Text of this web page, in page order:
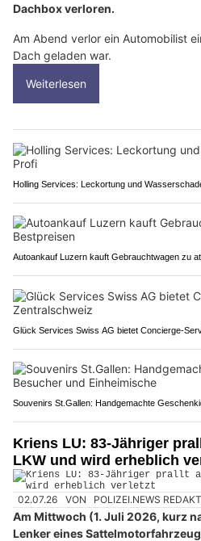
Dachbox verloren.
Am Abend verlor ein Automobilist
Dach geladen war.
Weiterlesen
Holling Services: Leckortung und
Autoankauf Luzern kauft Gebrauchtwagen zu
Glück Services Swiss AG bietet Concierge-
Souvenirs St.Gallen: Handgemachte
Kriens LU: 83-Jähriger
LKW und wird erheblich
02.07.26 VON POLIZEI.NEWS
Am Mittwoch (1. Juli 2026, kurz
Lenker eines